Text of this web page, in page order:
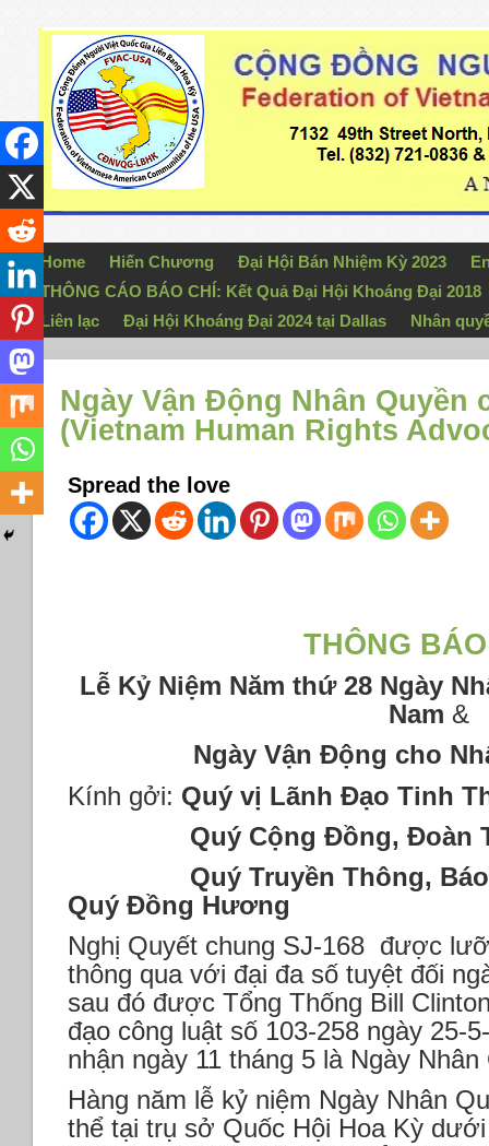
Home Hiến Chương Đại Hội Bán Nhiệm Kỳ 2023
THÔNG CÁO BÁO CHÍ: Kết Quả Đại Hội Khoáng Đại 2018
Liên lạc
Đại Hội Khoáng Đại 2024 tại Dallas Nhân
Ngày Vận Động Nhân Quyền
(Vietnam Human Rights
Spread the love
THÔNG
Lễ Kỷ Niệm Năm thứ 28 Ngày
Nam &
Ngày Vận Động cho
Kính gởi: Quý vị Lãnh Đạo Tinh
Quý Cộng Đồng, Đoàn
Quý Truyền Thông, Báo
Quý Đồng Hương
Nghị Quyết chung SJ-168 được
thông qua với đại đa số tuyệt đối
sau đó được Tổng Thống Bill
đạo công luật số 103-258 ngày 25-
nhận ngày 11 tháng 5 là Ngày
Hàng năm lễ kỷ niệm Ngày Nhân
thể tại trụ sở Quốc Hội Hoa Kỳ